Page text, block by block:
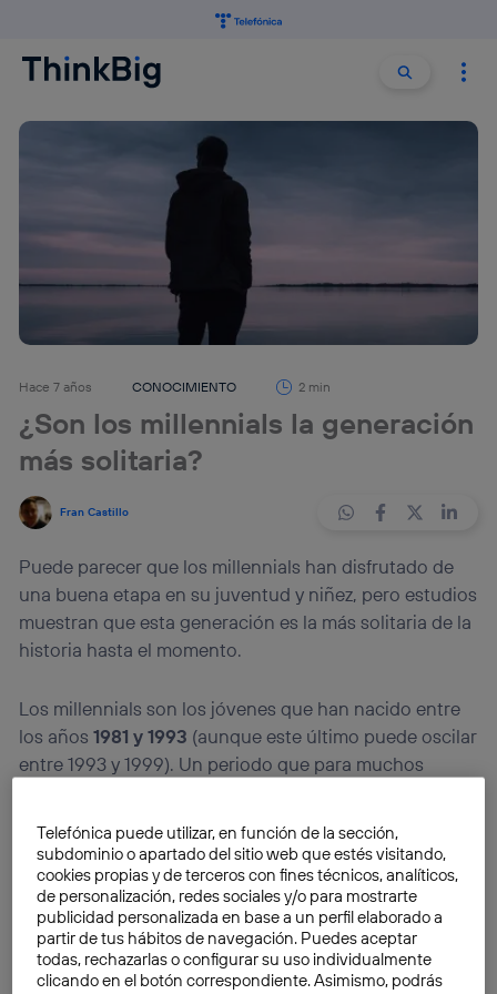
Buscar
Hace 7 años CONOCIMIENTO 2 min
¿Son los millennials la generación
más solitaria?
Fran Castillo
Puede parecer que los millennials han disfrutado de
una buena etapa en su juventud y niñez, pero estudios
muestran que esta generación es la más solitaria de la
historia hasta el momento.
Los millennials son los jóvenes que han nacido entre
los años1981 y 1993 (aunque este último puede oscilar
entre 1993 y 1999). Un periodo que para muchos
pero, desafortunadamente, no es del todo cierto, ya
que, según algunos estudios, los millennialsson la
generación más solitaria de la historia.
Según un estudio llevado a cabo porYouGov, el22%
de losmillennialsno tieneni un solo amigo;tres de
Telefónica puede utilizar, en función de la sección,
subdominio o apartado del sitio web que estés visitando,
cookies propias y de terceros con fines técnicos, analíticos,
de personalización, redes sociales y/o para mostrarte
publicidad personalizada en base a un perfil elaborado a
partir de tus hábitos de navegación. Puedes aceptar
todas, rechazarlas o configurar su uso individualmente
clicando en el botón correspondiente. Asimismo, podrás